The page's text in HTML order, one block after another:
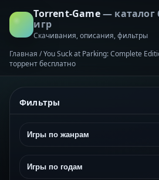
Torrent-Game— каталог
игр
Скачивания, описания, фильтры
Главная /You Suck at Parking: Complete
торрент бесплатно
Фильтры
Игры по жанрам
Игры по годам